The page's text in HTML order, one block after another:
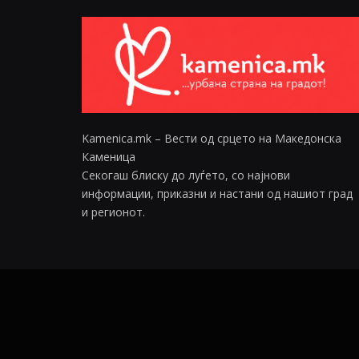
Kamenica.mk – Вести од срцето на Македонска
Каменица
Секогаш блиску до луѓето, со најнови
информации, приказни и настани од нашиот град
и регионот.